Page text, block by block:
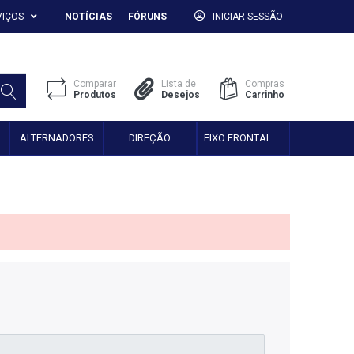
NOTÍCIAS FÓRUNS INICIAR SESSÃO
Comparar
Produtos
Lista de
Desejos
Compras
Carrinho
ALTERNADORES DIREÇÃO